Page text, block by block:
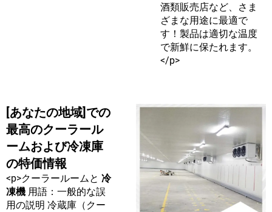
酒類販売店など、さま
ざまな用途に最適で
す！製品は適切な温度
で新鮮に保たれます。
</p>
[あなたの地域]での
最高のクーラール
ームおよび冷凍庫
の特価情報
<p>クーラールームと 冷
凍機 用語：一般的な誤
用の説明 冷蔵庫（クー